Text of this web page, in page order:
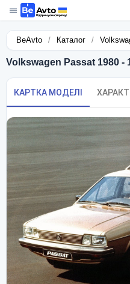
BeAvto / Каталог /
Volkswagen Passat 1980 -
КАРТКА МОДЕЛІ